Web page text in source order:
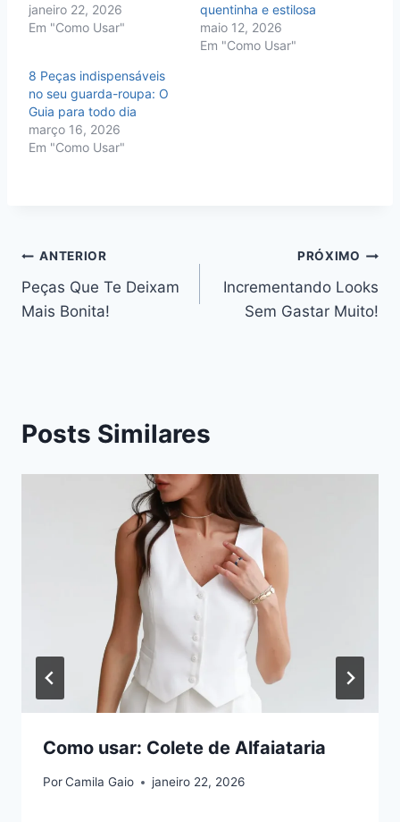
janeiro 22, 2026
Em "Como Usar"
quentinha e estilosa
maio 12, 2026
Em "Como Usar"
8 Peças indispensáveis
no seu guarda-roupa: O
Guia para todo dia
março 16, 2026
Em "Como Usar"
Navegação
de
ANTERIOR
Peças Que Te Deixam
Mais Bonita!
PRÓXIMO
Incrementando Looks
Sem Gastar Muito!
Posts Similares
Como usar: Colete de Alfaiataria
PorCamila Gaio janeiro 22, 2026